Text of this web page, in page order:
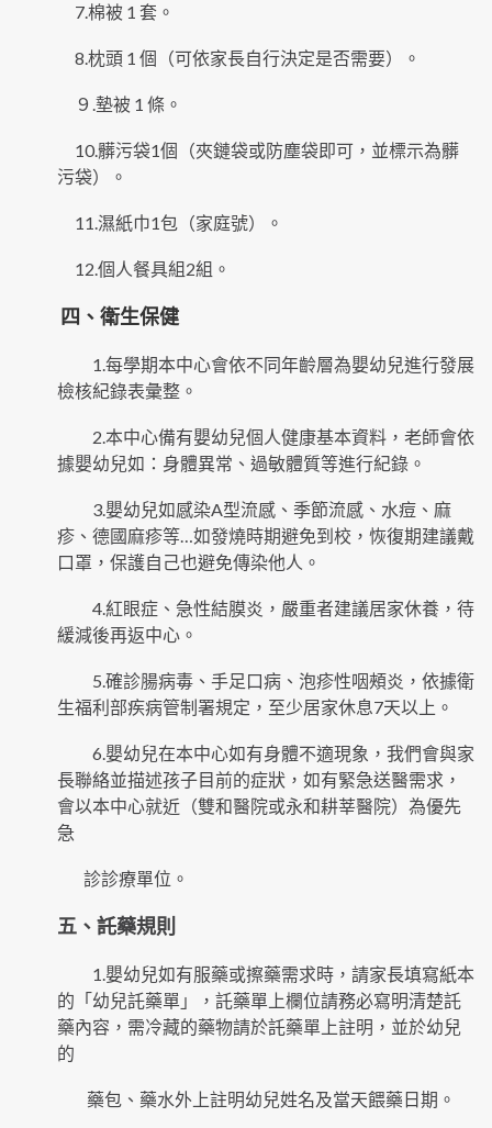
7.棉被 1 套。
8.枕頭 1 個（可依家長自行決定是否需要）。
９.墊被 1 條。
10.髒污袋1個（夾鏈袋或防塵袋即可，並標示為髒
污袋）。
11.濕紙巾1包（家庭號）。
12.個人餐具組2組。
四、衛生保健
1.每學期本中心會依不同年齡層為嬰幼兒進行發展
檢核紀錄表彙整。
2.本中心備有嬰幼兒個人健康基本資料，老師會依
據嬰幼兒如：身體異常、過敏體質等進行紀錄。
3.嬰幼兒如感染A型流感、季節流感、水痘、麻
疹、德國麻疹等…如發燒時期避免到校，恢復期建議戴
口罩，保護自己也避免傳染他人。
4.紅眼症、急性結膜炎，嚴重者建議居家休養，待
緩減後再返中心。
5.確診腸病毒、手足口病、泡疹性咽頰炎，依據衛
生福利部疾病管制署規定，至少居家休息7天以上。
6.嬰幼兒在本中心如有身體不適現象，我們會與家
長聯絡並描述孩子目前的症狀，如有緊急送醫需求，
會以本中心就近（雙和醫院或永和耕莘醫院）為優先
急
診診療單位。
五、託藥規則
1.嬰幼兒如有服藥或擦藥需求時，請家長填寫紙本
的「幼兒託藥單」，託藥單上欄位請務必寫明清楚託
藥內容，需冷藏的藥物請於託藥單上註明，並於幼兒
的
藥包、藥水外上註明幼兒姓名及當天餵藥日期。